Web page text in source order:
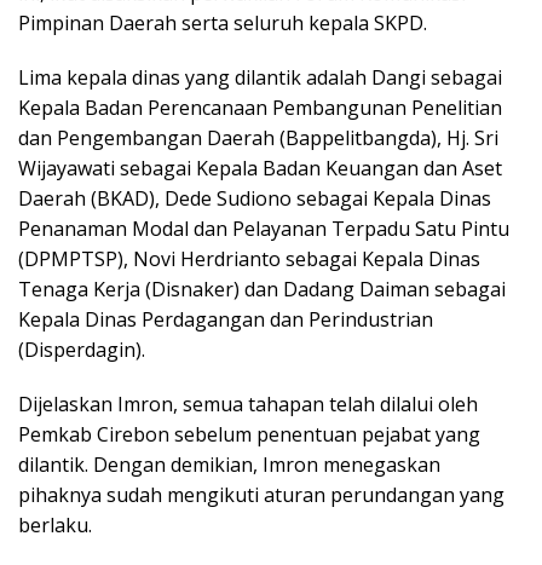
Pimpinan Daerah serta seluruh kepala SKPD.
Lima kepala dinas yang dilantik adalah Dangi sebagai
Kepala Badan Perencanaan Pembangunan Penelitian
dan Pengembangan Daerah (Bappelitbangda), Hj. Sri
Wijayawati sebagai Kepala Badan Keuangan dan Aset
Daerah (BKAD), Dede Sudiono sebagai Kepala Dinas
Penanaman Modal dan Pelayanan Terpadu Satu Pintu
(DPMPTSP), Novi Herdrianto sebagai Kepala Dinas
Tenaga Kerja (Disnaker) dan Dadang Daiman sebagai
Kepala Dinas Perdagangan dan Perindustrian
(Disperdagin).
Dijelaskan Imron, semua tahapan telah dilalui oleh
Pemkab Cirebon sebelum penentuan pejabat yang
dilantik. Dengan demikian, Imron menegaskan
pihaknya sudah mengikuti aturan perundangan yang
berlaku.